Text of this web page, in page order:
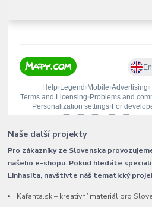
Naše další projekty
Pro zákazníky ze Slovenska
našeho e-shopu. Pokud hledáte
Linhasita, navštivte náš tematický
Kafanta.sk – kreativní materiál pro